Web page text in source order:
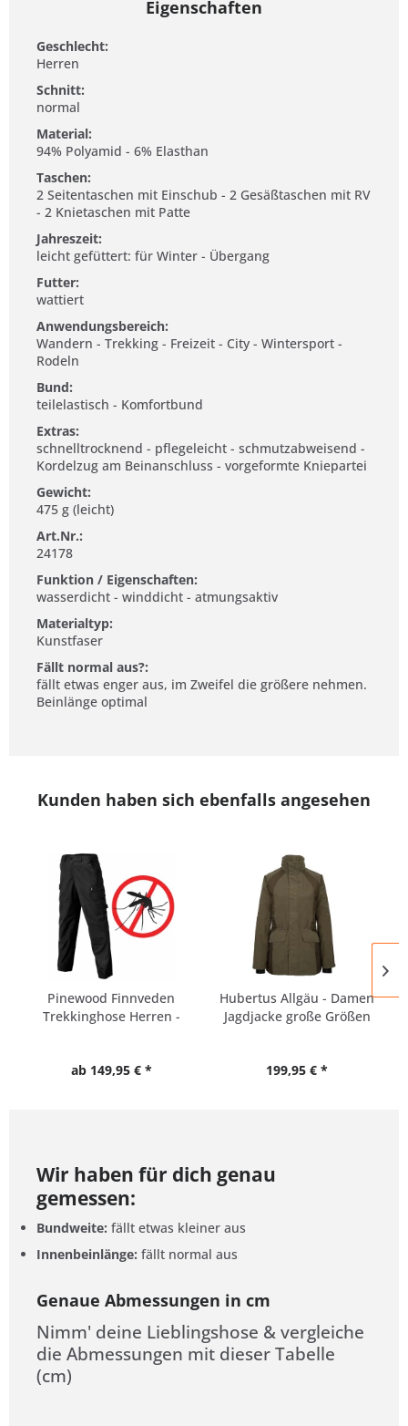
Eigenschaften
Geschlecht:
Herren
Schnitt:
normal
Material:
94% Polyamid - 6% Elasthan
Taschen:
2 Seitentaschen mit Einschub - 2 Gesäßtaschen mit RV
- 2 Knietaschen mit Patte
Jahreszeit:
leicht gefüttert: für Winter - Übergang
Futter:
wattiert
Anwendungsbereich:
Wandern - Trekking - Freizeit - City - Wintersport -
Rodeln
Bund:
teilelastisch - Komfortbund
Extras:
schnelltrocknend - pflegeleicht - schmutzabweisend -
Kordelzug am Beinanschluss - vorgeformte Kniepartei
Gewicht:
475 g (leicht)
Art.Nr.:
24178
Funktion / Eigenschaften:
wasserdicht - winddicht - atmungsaktiv
Materialtyp:
Kunstfaser
Fällt normal aus?:
fällt etwas enger aus, im Zweifel die größere nehmen.
Beinlänge optimal
Kunden haben sich ebenfalls angesehen
Pinewood Finnveden
Trekkinghose Herren -
ab 149,95 € *
Hubertus Allgäu - Damen
Jagdjacke große Größen
199,95 € *
Wir haben für dich genau
gemessen:
Bundweite: fällt etwas kleiner aus
Innenbeinlänge: fällt normal aus
Genaue Abmessungen in cm
Nimm' deine Lieblingshose & vergleiche
die Abmessungen mit dieser Tabelle
(cm)